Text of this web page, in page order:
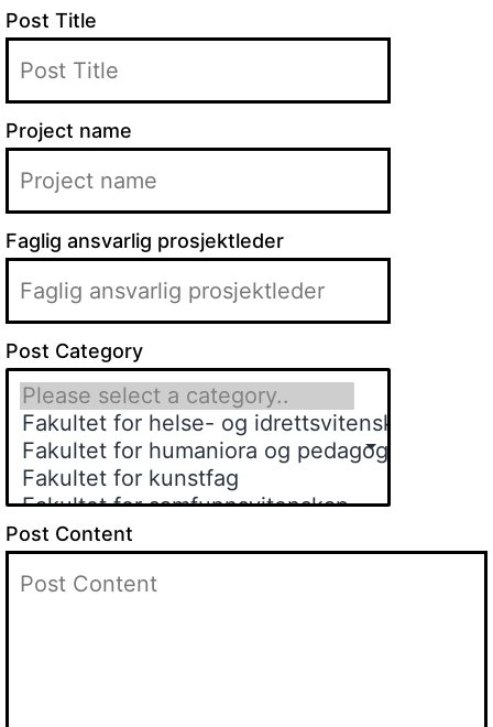
Post Title
Project name
Faglig ansvarlig prosjektleder
Post Category
Post Content